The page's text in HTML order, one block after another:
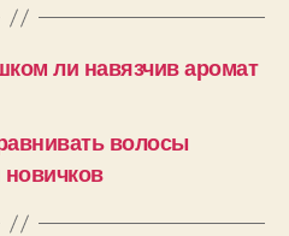
ли навязчив аромат
волосы